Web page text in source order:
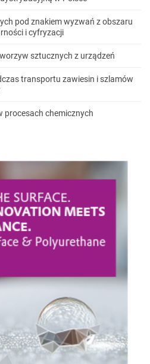
pod znakiem wyzwań z obszaru
i cyfryzacji
sztucznych z urządzeń
transportu zawiesin i szlamów
procesach chemicznych